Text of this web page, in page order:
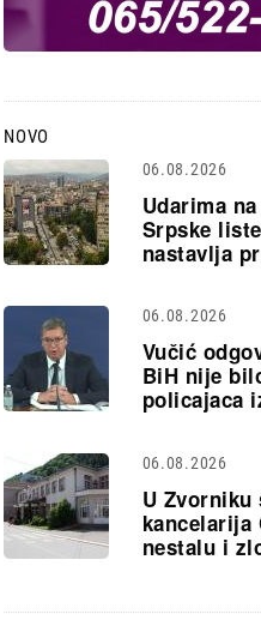
NOVO
06.08.2026
Udarima
Srpske
nastavlja
06.08.2026
Vučić
BiH nije
policajaca
06.08.2026
U Zvorniku
kancelarija
nestalu i